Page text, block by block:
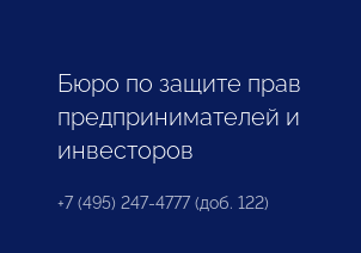
Бюро по защите прав
предпринимателей и
инвесторов
+7 (495) 247-4777 (доб. 122)